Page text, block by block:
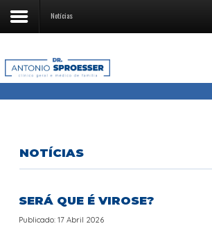
Notícias
NOTÍCIAS
SERÁ QUE É VIROSE?
Publicado: 17 Abril 2026